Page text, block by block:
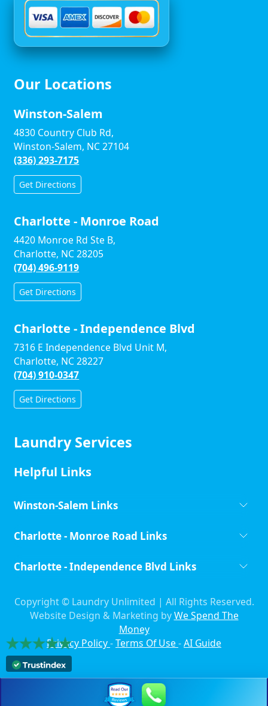
Our Locations
Winston-Salem
4830 Country Club Rd,
Winston-Salem, NC 27104
(336) 293-7175
Get Directions
Charlotte - Monroe Road
4420 Monroe Rd Ste B,
Charlotte, NC 28205
(704) 496-9119
Get Directions
Charlotte - Independence Blvd
7316 E Independence Blvd Unit M,
Charlotte, NC 28227
(704) 910-0347
Get Directions
Laundry Services
Helpful Links
Winston-Salem Links
Charlotte - Monroe Road Links
Charlotte - Independence Blvd Links
Copyright © Laundry Unlimited | All Rights Reserved.
Website Design & Marketing byWe Spend The
Money
Privacy Policy-Terms Of Use -AI Guide